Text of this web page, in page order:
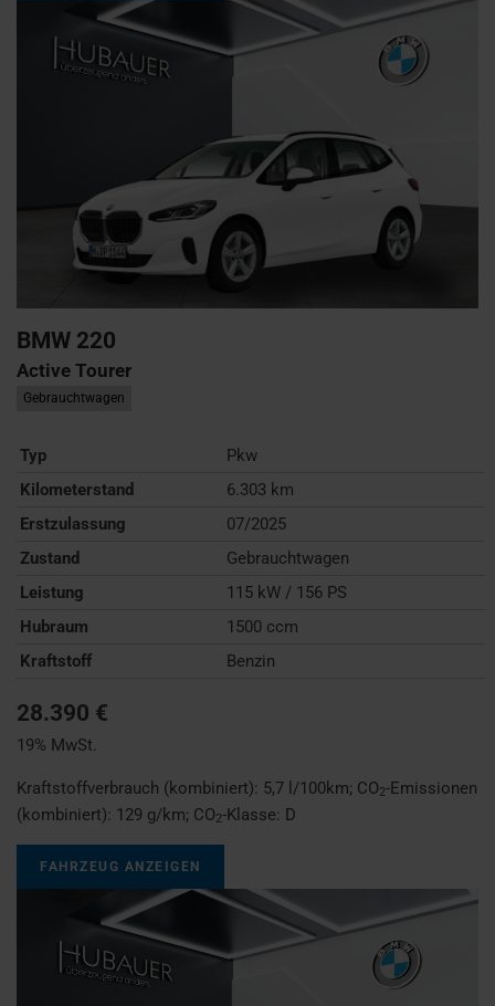
BMW 220
Active Tourer
Gebrauchtwagen
Typ
Pkw
Kilometerstand
6.303 km
Erstzulassung
07/2025
Zustand
Gebrauchtwagen
Leistung
115 kW / 156 PS
Hubraum
1500 ccm
Kraftstoff
Benzin
28.390 €
19% MwSt.
Kraftstoffverbrauch (kombiniert): 5,7 l/100km; CO2-Emissionen
(kombiniert): 129 g/km; CO2-Klasse: D
FAHRZEUG ANZEIGEN